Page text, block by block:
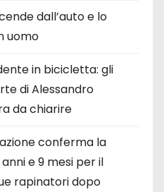
dall’auto e lo
uomo
in bicicletta: gli
di Alessandro
da chiarire
conferma la
e 9 mesi per il
rapinatori dopo